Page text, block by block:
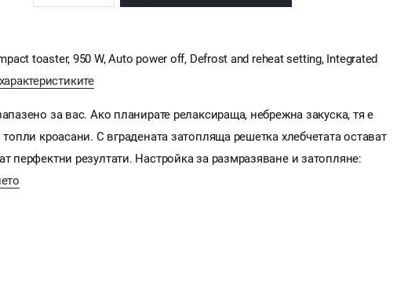
toaster, 950 W, Auto power off, Defrost and reheat setting, Integrated
за вас. Ако планирате релаксираща, небрежна закуска, тя е
кроасани. С вградената затопляща решетка хлебчетата остават
перфектни резултати. Настройка за размразяване и затопляне: